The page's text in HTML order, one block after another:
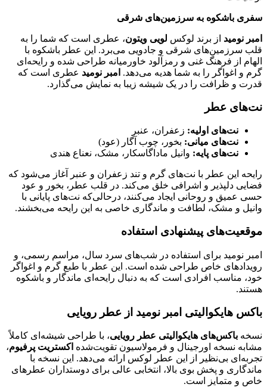
سفری باشکوه به سرزمین‌های شرقی
امبر نومید از برند لوکس لویی ویتون، عطری است که شما را به
قلب سرزمین‌های شرقی و جادویی می‌برد. این عطر باشکوه با
الهام از فرهنگ غنی و رمزآلود خاورمیانه طراحی شده و رایحه‌ای
گرم و اغواگر را به شما هدیه می‌دهد. امبر نومید عطری است که
قدرت و ظرافت را در یک شیشه زیبا به نمایش می‌گذارد.
نت‌های عطر
نت‌های اولیه: زعفران، عنبر
نت‌های میانی: بخور، چوب آگار (عود)
نت‌های پایه: وانیل ماداگاسکار، مشک، نعناع هندی
رایحه این عطر با نت‌های گرم و تند زعفران و عنبر آغاز می‌شود که
فضایی دلپذیر و اشرافی خلق می‌کند. در قلب عطر، بخور و عود
حسی عمیق و روحانی ایجاد می‌کنند، درحالی‌که نت‌های پایانی با
وانیل و مشک، لطافت و ماندگاری خاصی به این رایحه می‌بخشند.
موقعیت‌های پیشنهادی استفاده
امبر نومید برای استفاده در شب‌های سرد سال، مراسم رسمی، و
رویدادهای خاص طراحی شده است. این عطر با طبع گرم و اغواگر
خود، مناسب افرادی است که به دنبال رایحه‌ای ماندگار و باشکوه
هستند.
باکس هایکوالیتی امبر نومید از عطر رویایی
نسخه باکس‌های هایکوالیتی عطر رویایی، با طراحی شیشه‌ای کاملاً
مشابه نسخه اورجینال و فرمولاسیون تقویت‌شده اکستریت پرفیوم،
تجربه‌ای بی‌نظیر از این عطر لوکس ارائه می‌دهد. این نسخه با
ماندگاری و پخش بوی بالا، انتخابی عالی برای دوستداران عطرهای
خاص و متمایز است.